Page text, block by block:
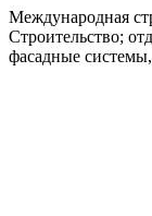
Международная
Строительство;
фасадные